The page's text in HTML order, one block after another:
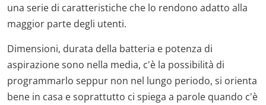
una serie di caratteristiche che lo rendono adatto alla
maggior parte degli utenti.
Dimensioni, durata della batteria e potenza di
aspirazione sono nella media, c'è la possibilità di
programmarlo seppur non nel lungo periodo, si orienta
bene in casa e soprattutto ci spiega a parole quando c'è